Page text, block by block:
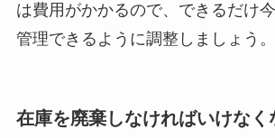
は費用がかかるので、できるだけ
管理できるように調整しましょう。
在庫を廃棄しなければいけなく